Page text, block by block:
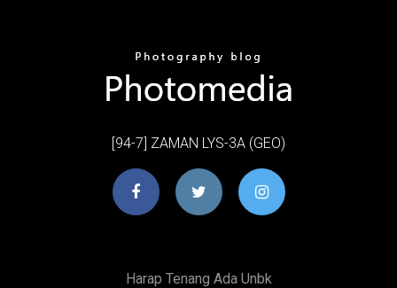
[94-7] ZAMAN LYS-3A (GEO)
Harap Tenang Ada Unbk